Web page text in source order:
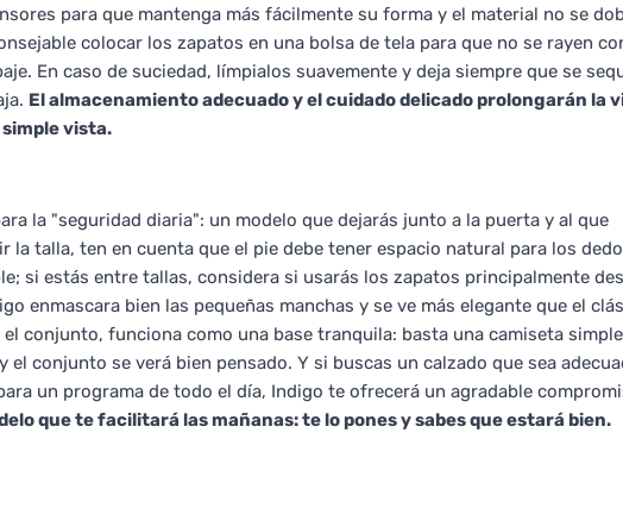
para que mantenga más fácilmente su forma y el material no se
colocar los zapatos en una bolsa de tela para que no se rayen
En caso de suciedad, límpialos suavemente y deja siempre que se
El almacenamiento adecuado y el cuidado delicado prolongarán la
simple vista.
la "seguridad diaria": un modelo que dejarás junto a la puerta y al que
la talla, ten en cuenta que el pie debe tener espacio natural para los
si estás entre tallas, considera si usarás los zapatos principalmente
enmascara bien las pequeñas manchas y se ve más elegante que el
conjunto, funciona como una base tranquila: basta una camiseta
el conjunto se verá bien pensado. Y si buscas un calzado que sea
un programa de todo el día, Indigo te ofrecerá un agradable
que te facilitará las mañanas: te lo pones y sabes que estará bien.